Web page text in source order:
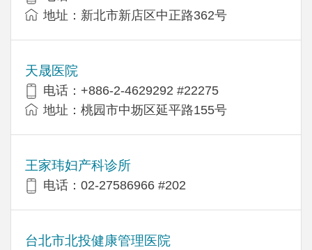
地址：新北市新店区中正路362号
天晟医院
电话：+886-2-4629292 #22275
地址：桃园市中坜区延平路155号
王家玮妇产科诊所
电话：02-27586966 #202
台北市北投健康管理医院